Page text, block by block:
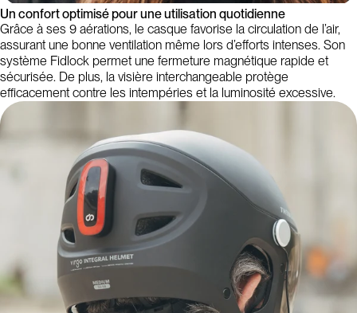
Un confort optimisé pour une utilisation quotidienne
Grâce à ses 9 aérations, le casque favorise la circulation de l’air,
assurant une bonne ventilation même lors d’efforts intenses. Son
système Fidlock permet une fermeture magnétique rapide et
sécurisée. De plus, la visière interchangeable protège
efficacement contre les intempéries et la luminosité excessive.